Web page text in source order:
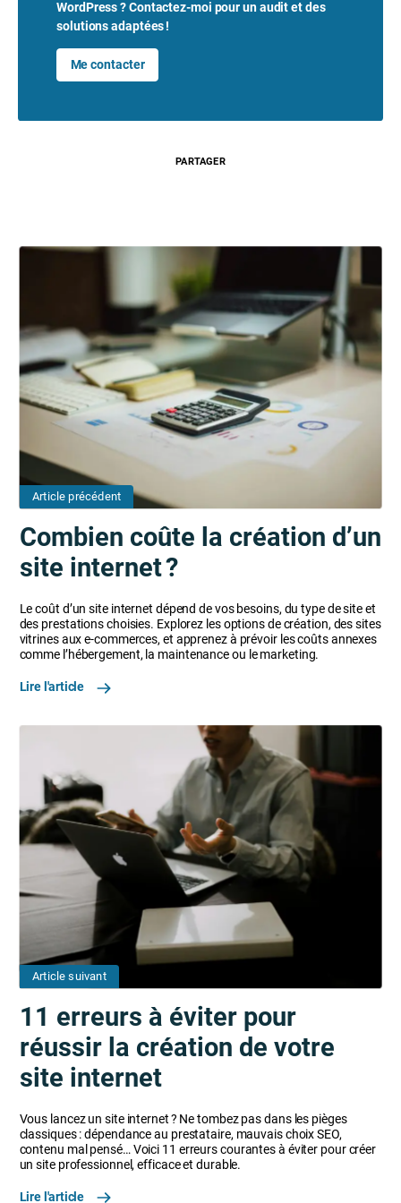
WordPress ? Contactez-moi pour un audit et des
solutions adaptées !
Me contacter
PARTAGER
Article précédent
Combien coûte la création d’un
site internet ?
Le coût d’un site internet dépend de vos besoins, du type de site et
des prestations choisies. Explorez les options de création, des sites
vitrines aux e-commerces, et apprenez à prévoir les coûts annexes
comme l’hébergement, la maintenance ou le marketing.
Lire l'article
Article suivant
11 erreurs à éviter pour
réussir la création de votre
site internet
Vous lancez un site internet ? Ne tombez pas dans les pièges
classiques : dépendance au prestataire, mauvais choix SEO,
contenu mal pensé… Voici 11 erreurs courantes à éviter pour créer
un site professionnel, efficace et durable.
Lire l'article